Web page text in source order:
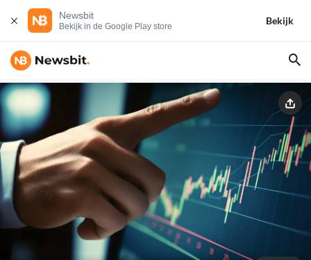
Newsbit
Bekijk in de Google Play store
Bekijk